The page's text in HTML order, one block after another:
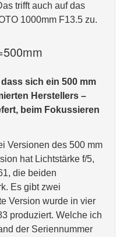
trifft auch auf das
1000mm F13.5 zu.
sich ein 500 mm
Herstellers –
beim Fokussieren
Versionen des 500 mm
hat Lichtstärke f/5,
die beiden
Es gibt zwei
Version wurde in vier
produziert. Welche ich
der Seriennummer